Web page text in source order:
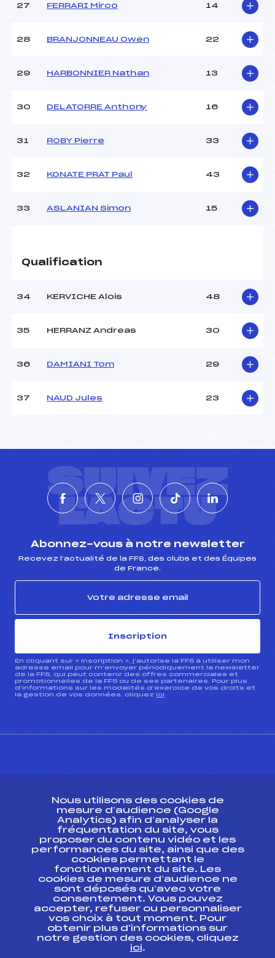
27 FERRARI Mirco 14
28 BRANJONNEAU Owen 22
29 HARBONNIER Nathan 13
30 DELATORRE Anthony 16
31 ROBY Pierre 33
32 KONATE PRAT Paul 43
33 ASLANIAN Simon 15
Qualification
34 KERVICHE Alois 48
35 HERRANZ Andreas 30
36 DAMIANI Tom 29
37 NAUD Jules 23
SUIVEZ
L'ACTU
Abonnez-vous à notre newsletter
Recevez l’actualité de la FFS, des clubs et des Équipes
de France.
Inscription
En cliquant sur « inscription », j’autorise la FFS à utiliser mon
adresse email pour m’envoyer périodiquement la newsletter
de la FFS, qui peut contenir des offres commerciales et
promotionnelles de la FFS ou de ses partenaires. Pour plus
d’informations sur les modalités d’exercice de vos droits et
la gestion de vos données, cliquez ici
Ressources
Pass’Neige
Projet sportif fédéral
Projet de performance fédéral
Antidopage
Pôle Développement, Formation, Suivi
Scientifique
Listes ministérielles
Pôle vie de l’athlète
Enseignement professionnel
Nous utilisons des cookies de
mesure d’audience (Google
Analytics) afin d’analyser la
fréquentation du site, vous
proposer du contenu vidéo et les
performances du site, ainsi que des
cookies permettant le
fonctionnement du site. Les
cookies de mesure d’audience ne
sont déposés qu’avec votre
consentement. Vous pouvez
accepter, refuser ou personnaliser
vos choix à tout moment. Pour
obtenir plus d'informations sur
notre gestion des cookies, cliquez
ici.